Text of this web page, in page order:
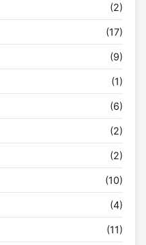
(2)
(17)
(9)
(1)
(6)
(2)
(2)
(10)
(4)
(11)